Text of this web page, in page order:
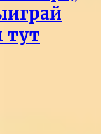
тут